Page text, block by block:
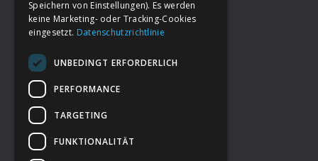
FooterDeine Spende
→ Impressum
→Kontakt zum PAO Team
Speichern von Einstellungen). Es werden
keine Marketing- oder Tracking-Cookies
eingesetzt. Datenschutzrichtlinie
UNBEDINGT ERFORDERLICH
PERFORMANCE
TARGETING
FUNKTIONALITÄT